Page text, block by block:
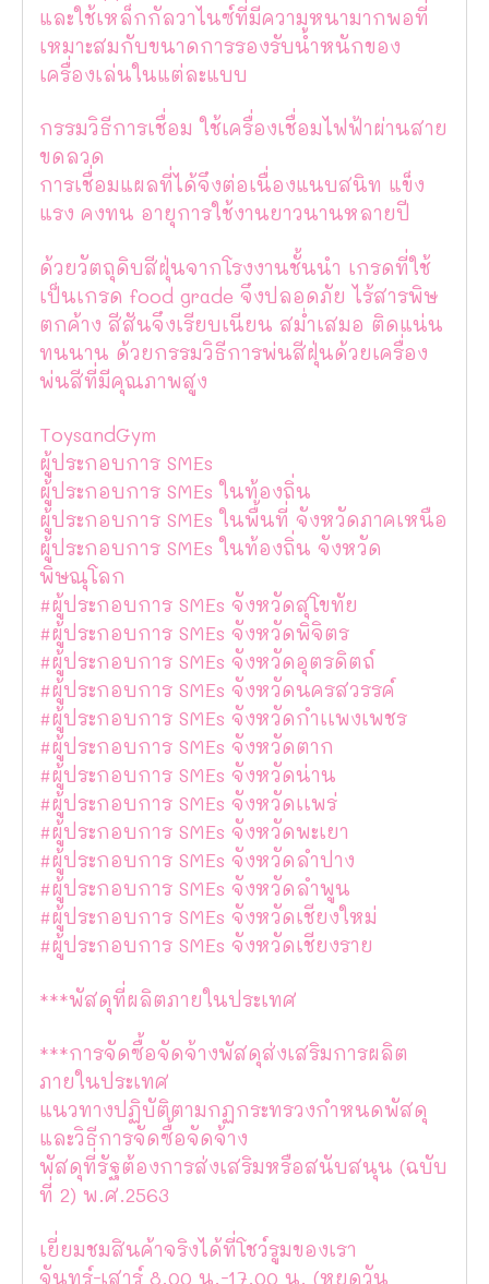
และใช้เหล็กกัลวาไนซ์ที่มีความหนามากพอที่
เหมาะสมกับขนาดการรองรับน้ำหนักของ
เครื่องเล่นในแต่ละแบบ
กรรมวิธีการเชื่อม ใช้เครื่องเชื่อมไฟฟ้าผ่านสาย
ขดลวด
การเชื่อมแผลที่ได้จึงต่อเนื่องแนบสนิท แข็ง
แรง คงทน อายุการใช้งานยาวนานหลายปี
ด้วยวัตถุดิบสีฝุ่นจากโรงงานชั้นนำ เกรดที่ใช้
เป็นเกรด food grade จึงปลอดภัย ไร้สารพิษ
ตกค้าง สีสันจึงเรียบเนียน สม่ำเสมอ ติดแน่น
ทนนาน ด้วยกรรมวิธีการพ่นสีฝุ่นด้วยเครื่อง
พ่นสีที่มีคุณภาพสูง
ToysandGym
ผู้ประกอบการ SMEs
ผู้ประกอบการ SMEs ในท้องถิ่น
ผู้ประกอบการ SMEs ในพื้นที่ จังหวัดภาคเหนือ
ผู้ประกอบการ SMEs ในท้องถิ่น จังหวัด
พิษณุโลก
#ผู้ประกอบการ SMEs จังหวัดสุโขทัย
#ผู้ประกอบการ SMEs จังหวัดพิจิตร
#ผู้ประกอบการ SMEs จังหวัดอุตรดิตถ์
#ผู้ประกอบการ SMEs จังหวัดนครสวรรค์
#ผู้ประกอบการ SMEs จังหวัดกำเเพงเพชร
#ผู้ประกอบการ SMEs จังหวัดตาก
#ผู้ประกอบการ SMEs จังหวัดน่าน
#ผู้ประกอบการ SMEs จังหวัดเเพร่
#ผู้ประกอบการ SMEs จังหวัดพะเยา
#ผู้ประกอบการ SMEs จังหวัดลำปาง
#ผู้ประกอบการ SMEs จังหวัดลำพูน
#ผู้ประกอบการ SMEs จังหวัดเชียงใหม่
#ผู้ประกอบการ SMEs จังหวัดเชียงราย
***พัสดุที่ผลิตภายในประเทศ
***การจัดซื้อจัดจ้างพัสดุส่งเสริมการผลิต
ภายในประเทศ
แนวทางปฏิบัติตามกฏกระทรวงกำหนดพัสดุ
และวิธีการจัดซื้อจัดจ้าง
พัสดุที่รัฐต้องการส่งเสริมหรือสนับสนุน (ฉบับ
ที่ 2) พ.ศ.2563
เยี่ยมชมสินค้าจริงได้ที่โชว์รูมของเรา
จันทร์-เสาร์ 8.00 น.-17.00 น. (หยุดวัน